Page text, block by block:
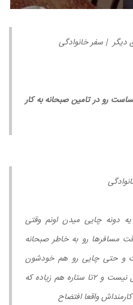
رو در تامین صبحانه به کار
دونه چایی میدن اونم وقتی
مسافرها رو به خاطر صبحانه
و حتی چایی رو هم خودشون
میارن سر میز به نظر من اینجا هتل نیست و ۲تا ستاره هم زیاده که
واقعا افتضاح